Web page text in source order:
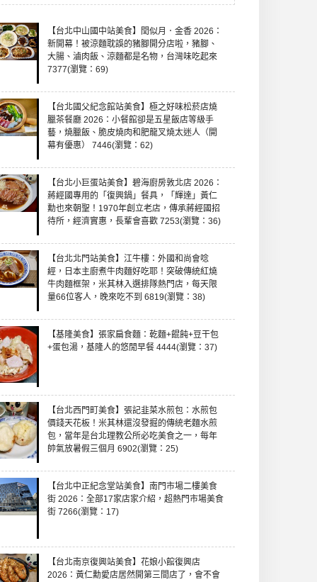
【台北中山國中站美食】閏似月．金香 2026：
新開幕！被涼麵耽誤的豬腳開分店啦，豬腳、
大腸、滷肉飯、涼麵都是名物，台灣味吃起來
7377(瀏覽：69)
【台北國父紀念館站美食】極之好味松菸店燒
臘茶餐廳 2026：小餐館卻是五星飯店等級手
藝，燒臘飯、脆皮燒肉和肥龍叉燒太迷人（開
幕有優惠） 7446(瀏覽：62)
【台北小巨蛋站美食】碧海廚房敦北店 2026：
蔣經國專用的「復興鍋」餐具，「輝達」黃仁
勳也來朝聖！1970年創立老店，傳承蔣經國招
待所，經濟實惠，長輩會喜歡 7253(瀏覽：36)
【台北北門站美食】江牛樓：外國和尚會唸
經，日本主廚煮牛肉麵好吃耶！突破傳統紅燒
牛肉麵框架，米其林入選排隊熱門店，每天限
量66位客人，晚來吃不到 6819(瀏覽：38)
【基隆美食】張家扁食麵：乾麵+餛飩+豆干包
+蛋包湯，基隆人的悠閒早餐 4444(瀏覽：37)
【台北西門町美食】張記韭菜水煎包：水煎包
價錢天花板！米其林還沒發掘的傳統老麵水煎
包，當年是台北理教公所必吃美食之一，每年
帥氣放暑假三個月 6902(瀏覽：25)
【台北中正紀念堂站美食】南門市場二樓美食
街 2026：全部17家店家介紹，超熱門市場美食
街 7266(瀏覽：17)
【台北南京復興站美食】花娘小館復興店
2026：黃仁勳愛店居然開第三間店了，會不會